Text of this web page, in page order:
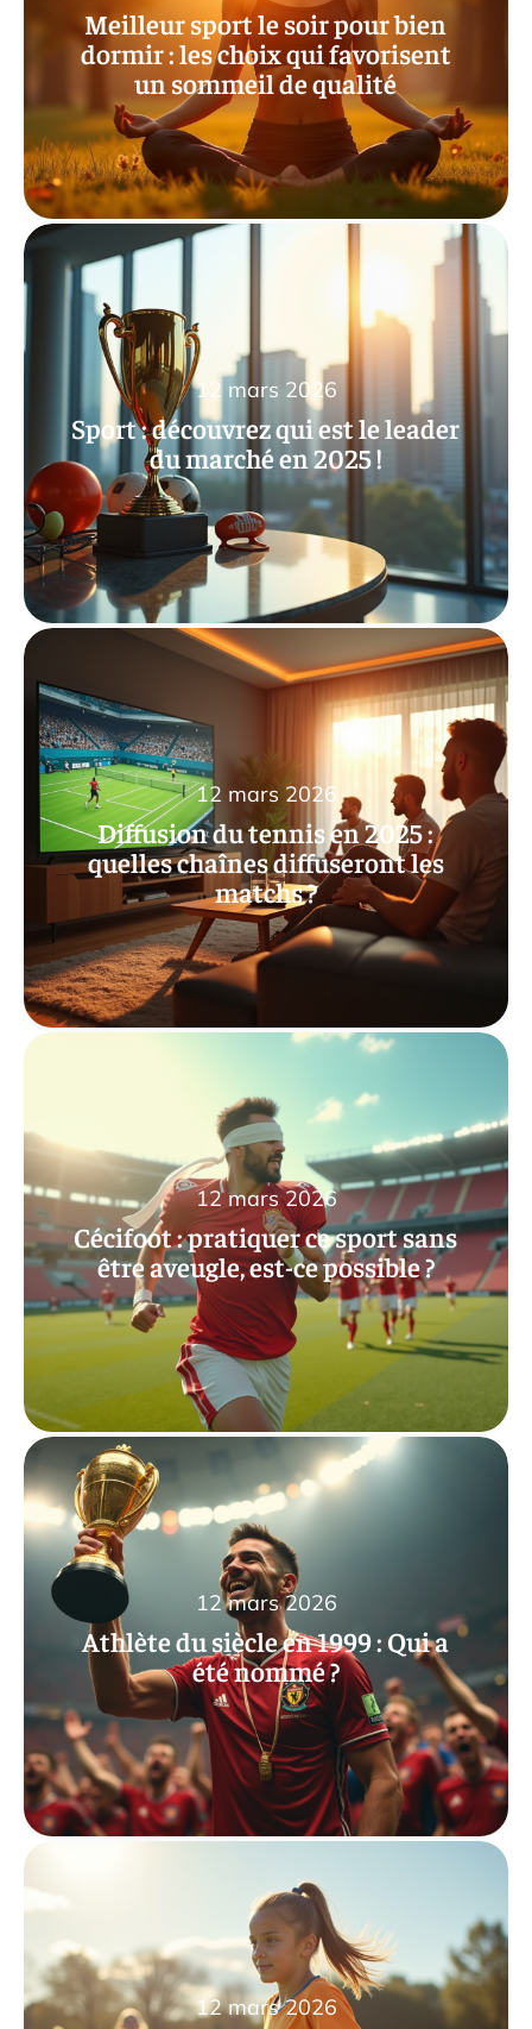
Meilleur sport le soir pour bien
dormir : les choix qui favorisent
un sommeil de qualité
Sport : découvrez qui est le leader
du marché en 2025 !
12 mars 2026
Diffusion du tennis en 2025 :
quelles chaînes diffuseront les
matchs ?
12 mars 2026
Cécifoot : pratiquer ce sport sans
être aveugle, est-ce possible ?
12 mars 2026
Athlète du siècle en 1999 : Qui a
été nommé ?
12 mars 2026
12 mars 2026